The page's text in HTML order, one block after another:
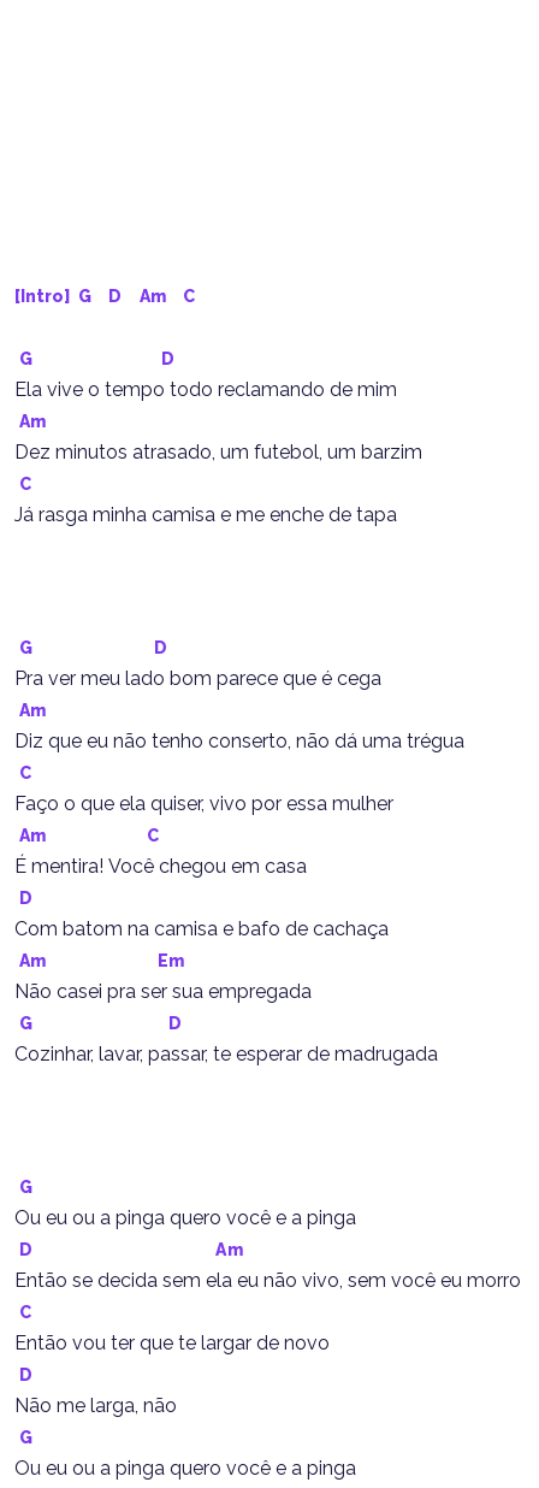
[Intro] G D Am C
G D
Ela vive o tempo todo reclamando de mim
Am
Dez minutos atrasado, um futebol, um barzim
C
Já rasga minha camisa e me enche de tapa
G D
Pra ver meu lado bom parece que é cega
Am
Diz que eu não tenho conserto, não dá uma trégua
C
Faço o que ela quiser, vivo por essa mulher
Am C
É mentira! Você chegou em casa
D
Com batom na camisa e bafo de cachaça
Am Em
Não casei pra ser sua empregada
G D
Cozinhar, lavar, passar, te esperar de madrugada
G
Ou eu ou a pinga quero você e a pinga
D Am
Então se decida sem ela eu não vivo, sem você eu morro
C
Então vou ter que te largar de novo
D
Não me larga, não
G
Ou eu ou a pinga quero você e a pinga